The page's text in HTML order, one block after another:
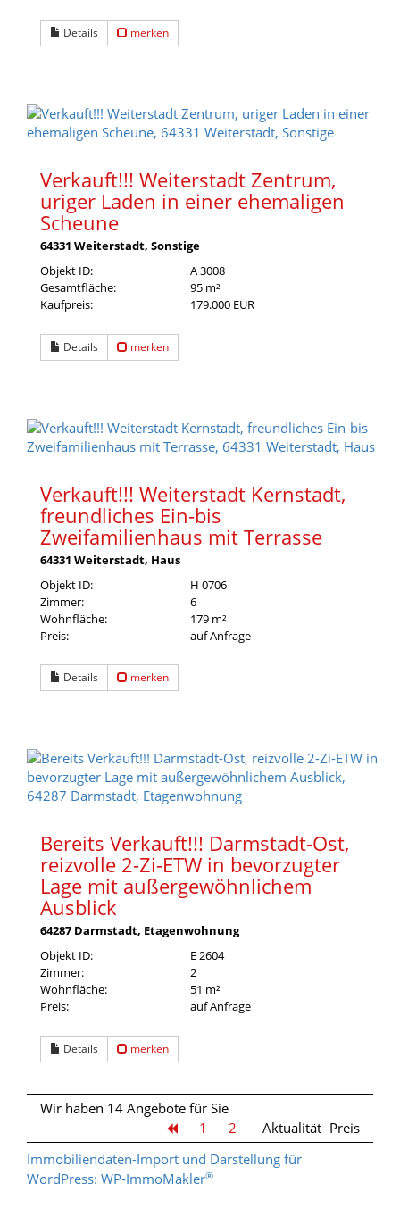
Details merken
Verkauft!!! Weiterstadt Zentrum,
uriger Laden in einer ehemaligen
Scheune
64331 Weiterstadt, Sonstige
Objekt ID:
A 3008
Gesamtfläche:
95 m²
Kaufpreis:
179.000 EUR
Details merken
Verkauft!!! Weiterstadt Kernstadt,
freundliches Ein-bis
Zweifamilienhaus mit Terrasse
64331 Weiterstadt, Haus
Objekt ID:
H 0706
Zimmer:
6
Wohnfläche:
179 m²
Preis:
auf Anfrage
Details merken
Bereits Verkauft!!! Darmstadt-Ost,
reizvolle 2-Zi-ETW in bevorzugter
Lage mit außergewöhnlichem
Ausblick
64287 Darmstadt, Etagenwohnung
Objekt ID:
E 2604
Zimmer:
2
Wohnfläche:
51 m²
Preis:
auf Anfrage
Details merken
Wir haben 14 Angebote für Sie
1
2 Aktualität Preis
Immobiliendaten-Import und Darstellung für
WordPress: WP-ImmoMakler®